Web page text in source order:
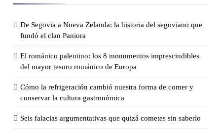
De Segovia a Nueva Zelanda: la historia del segoviano que
fundó el clan Paniora
El románico palentino: los 8 monumentos imprescindibles
del mayor tesoro románico de Europa
Cómo la refrigeración cambió nuestra forma de comer y
conservar la cultura gastronómica
Seis falacias argumentativas que quizá cometes sin saberlo